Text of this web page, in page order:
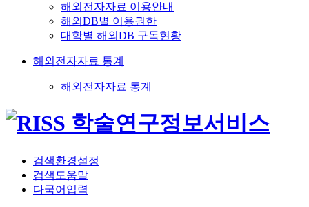
해외전자자료 이용안내
해외DB별 이용권한
대학별 해외DB 구독현황
해외전자자료 통계
해외전자자료 통계
검색환경설정
검색도움말
다국어입력